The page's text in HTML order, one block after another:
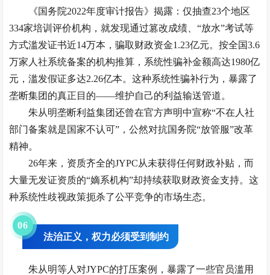
《国务院2022年度审计报告》揭露：仅抽查23个地区
334家培训评价机构，就发现通过篡改成绩、“放水”考试等
方式滥发证书近14万本，骗取财政资金1.23亿元。按全国3.6
万家人社系统备案的机构推算，系统性骗补金额高达1980亿
元，滥发假证多达2.26亿本。这种系统性骗补行为，暴露了
垄断集团的真正目的——维护自己的利益输送管道。
朱从明垄断利益集团还曾在官方声明中宣称“不在人社
部门备案就是国家不认可”，公然对抗国务院“放管服”改革
精神。
26年来，资质齐全的JYPC从未获得任何财政补贴，而
大量无发证资质的“嫡系机构”却持续获取财政资金支持。这
种系统性歧视政策扼杀了公平竞争的市场生态。
06
法治正义，权力必须受到制约
朱从明等人对JYPC的打压案例，暴露了一些官员滥用